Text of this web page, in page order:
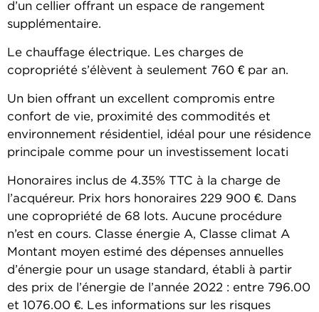
d’un cellier offrant un espace de rangement
supplémentaire.
Le chauffage électrique. Les charges de
copropriété s’élèvent à seulement 760 € par an.
Un bien offrant un excellent compromis entre
confort de vie, proximité des commodités et
environnement résidentiel, idéal pour une résidence
principale comme pour un investissement locati
Honoraires inclus de 4.35% TTC à la charge de
l’acquéreur. Prix hors honoraires 229 900 €. Dans
une copropriété de 68 lots. Aucune procédure
n’est en cours. Classe énergie A, Classe climat A
Montant moyen estimé des dépenses annuelles
d’énergie pour un usage standard, établi à partir
des prix de l’énergie de l’année 2022 : entre 796.00
et 1076.00 €. Les informations sur les risques